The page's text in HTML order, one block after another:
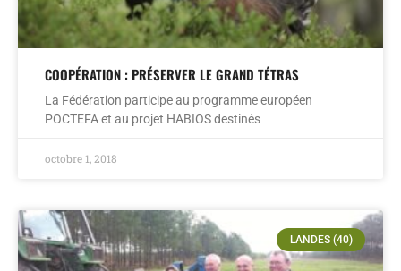
COOPÉRATION : PRÉSERVER LE GRAND TÉTRAS
La Fédération participe au programme européen
POCTEFA et au projet HABIOS destinés
octobre 1, 2018
LANDES (40)